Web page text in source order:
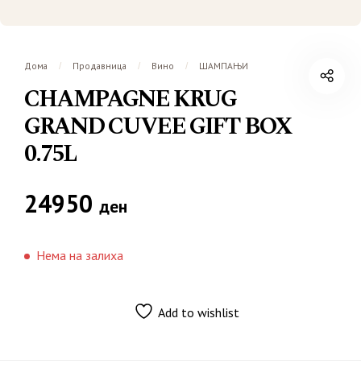
Дома / Продавница / Вино / ШАМПАЊИ
CHAMPAGNE KRUG
GRAND CUVEE GIFT BOX
0.75L
24950 ден
Нема на залиха
Add to wishlist